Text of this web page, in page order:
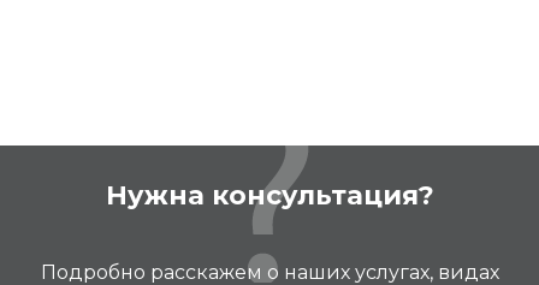
Нужна консультация?
Подробно расскажем о наших услугах, видах